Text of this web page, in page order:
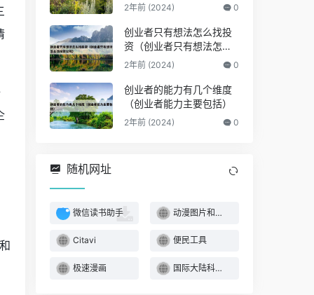
条件）
2年前 (2024) 0
创业者只有想法怎么找投
资（创业者只有想法怎么
找投资公司）
2年前 (2024) 0
创业者的能力有几个维度
（创业者能力主要包括）
2年前 (2024) 0
随机网址
微信读书助手 动漫图片和壁纸
Citavi 便民工具
极速漫画 国际大陆科学钻探